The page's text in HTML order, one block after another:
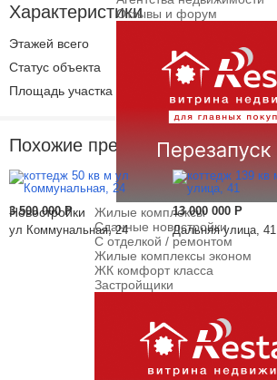
Отзывы и форум
Новостройки
Жилые комплексы
Сданные новостройки
С отделкой / ремонтом
Жилые комплексы эконом
ЖК комфорт класса
Застройщики
Характеристики
Этажей всего
Статус объекта
Площадь участка
Похожие предложения
3 500 000Р
ул Коммунальная, 24
13 000 000 Р
Дальняя улица, 41